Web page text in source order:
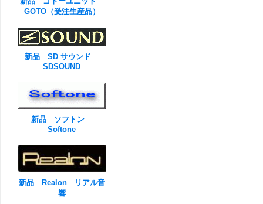
GOTO（受注生産品）
新品 SD サウンド
SDSOUND
新品 ソフトン
Softone
新品 Realon リアル音
響